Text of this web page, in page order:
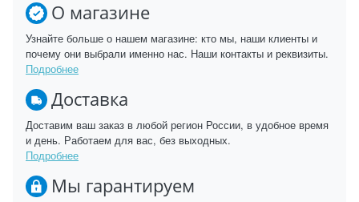
О магазине
Узнайте больше о нашем магазине: кто мы, наши клиенты и
почему они выбрали именно нас. Наши контакты и реквизиты.
Подробнее
Доставка
Доставим ваш заказ в любой регион России, в удобное время
и день. Работаем для вас, без выходных.
Подробнее
Мы гарантируем